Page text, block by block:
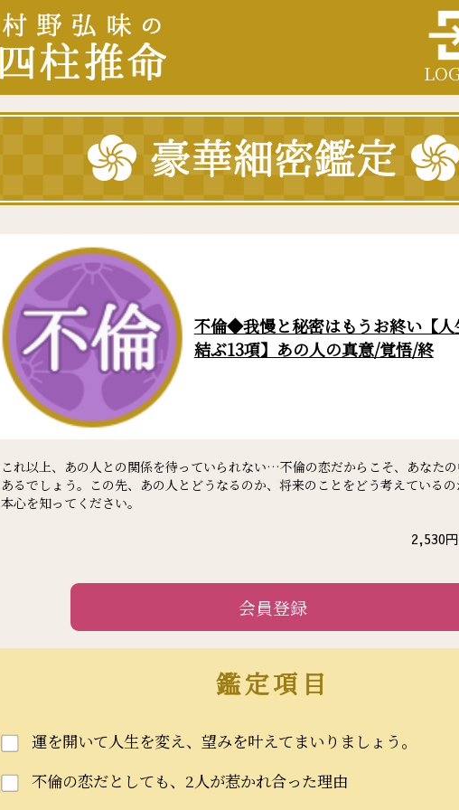
不倫◆我慢と秘密はもうお終い【人
結ぶ13項】あの人の真意/覚悟/終
これ以上、あの人との関係を待っていられない…不倫の恋だからこそ、あなた
あるでしょう。この先、あの人とどうなるのか、将来のことをどう考えている
本心を知ってください。
2,530
会員登録
鑑定項目
運を開いて人生を変え、望みを叶えてまいりましょう。
不倫の恋だとしても、2人が惹かれ合った理由